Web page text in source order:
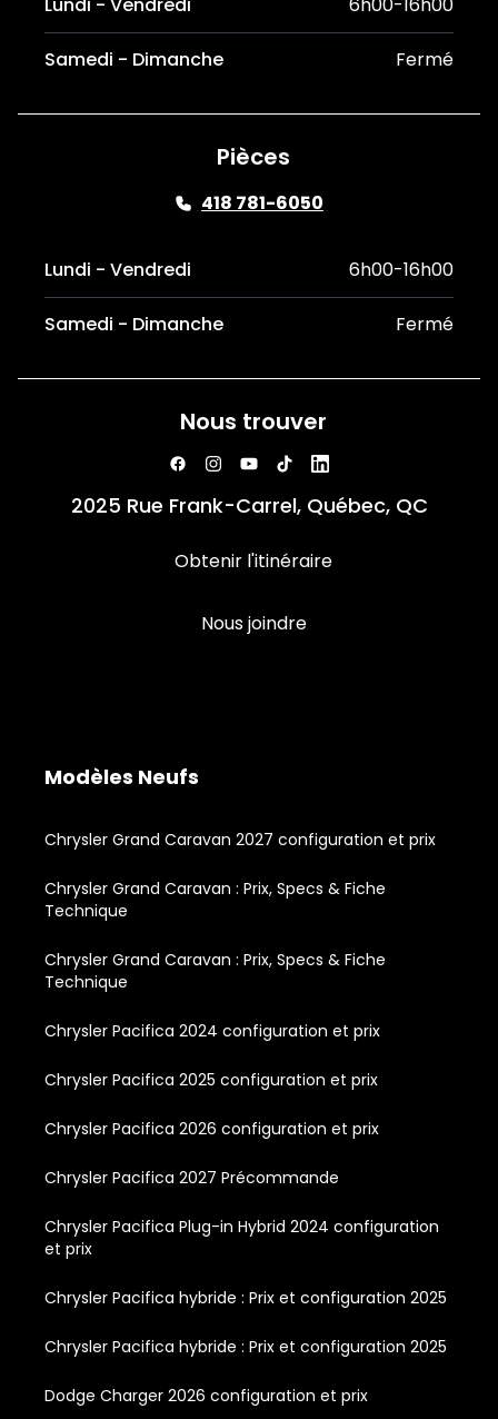
Lundi - Vendredi 6h00-16h00
Samedi - Dimanche Fermé
Pièces
418 781-6050
Lundi - Vendredi 6h00-16h00
Samedi - Dimanche Fermé
Nous trouver
2025 Rue Frank-Carrel, Québec, QC
Obtenir l'itinéraire
Nous joindre
Modèles Neufs
Chrysler Grand Caravan 2027 configuration et prix
Chrysler Grand Caravan : Prix, Specs & Fiche
Technique
Chrysler Grand Caravan : Prix, Specs & Fiche
Technique
Chrysler Pacifica 2024 configuration et prix
Chrysler Pacifica 2025 configuration et prix
Chrysler Pacifica 2026 configuration et prix
Chrysler Pacifica 2027 Précommande
Chrysler Pacifica Plug-in Hybrid 2024 configuration
et prix
Chrysler Pacifica hybride : Prix et configuration 2025
Chrysler Pacifica hybride : Prix et configuration 2025
Dodge Charger 2026 configuration et prix